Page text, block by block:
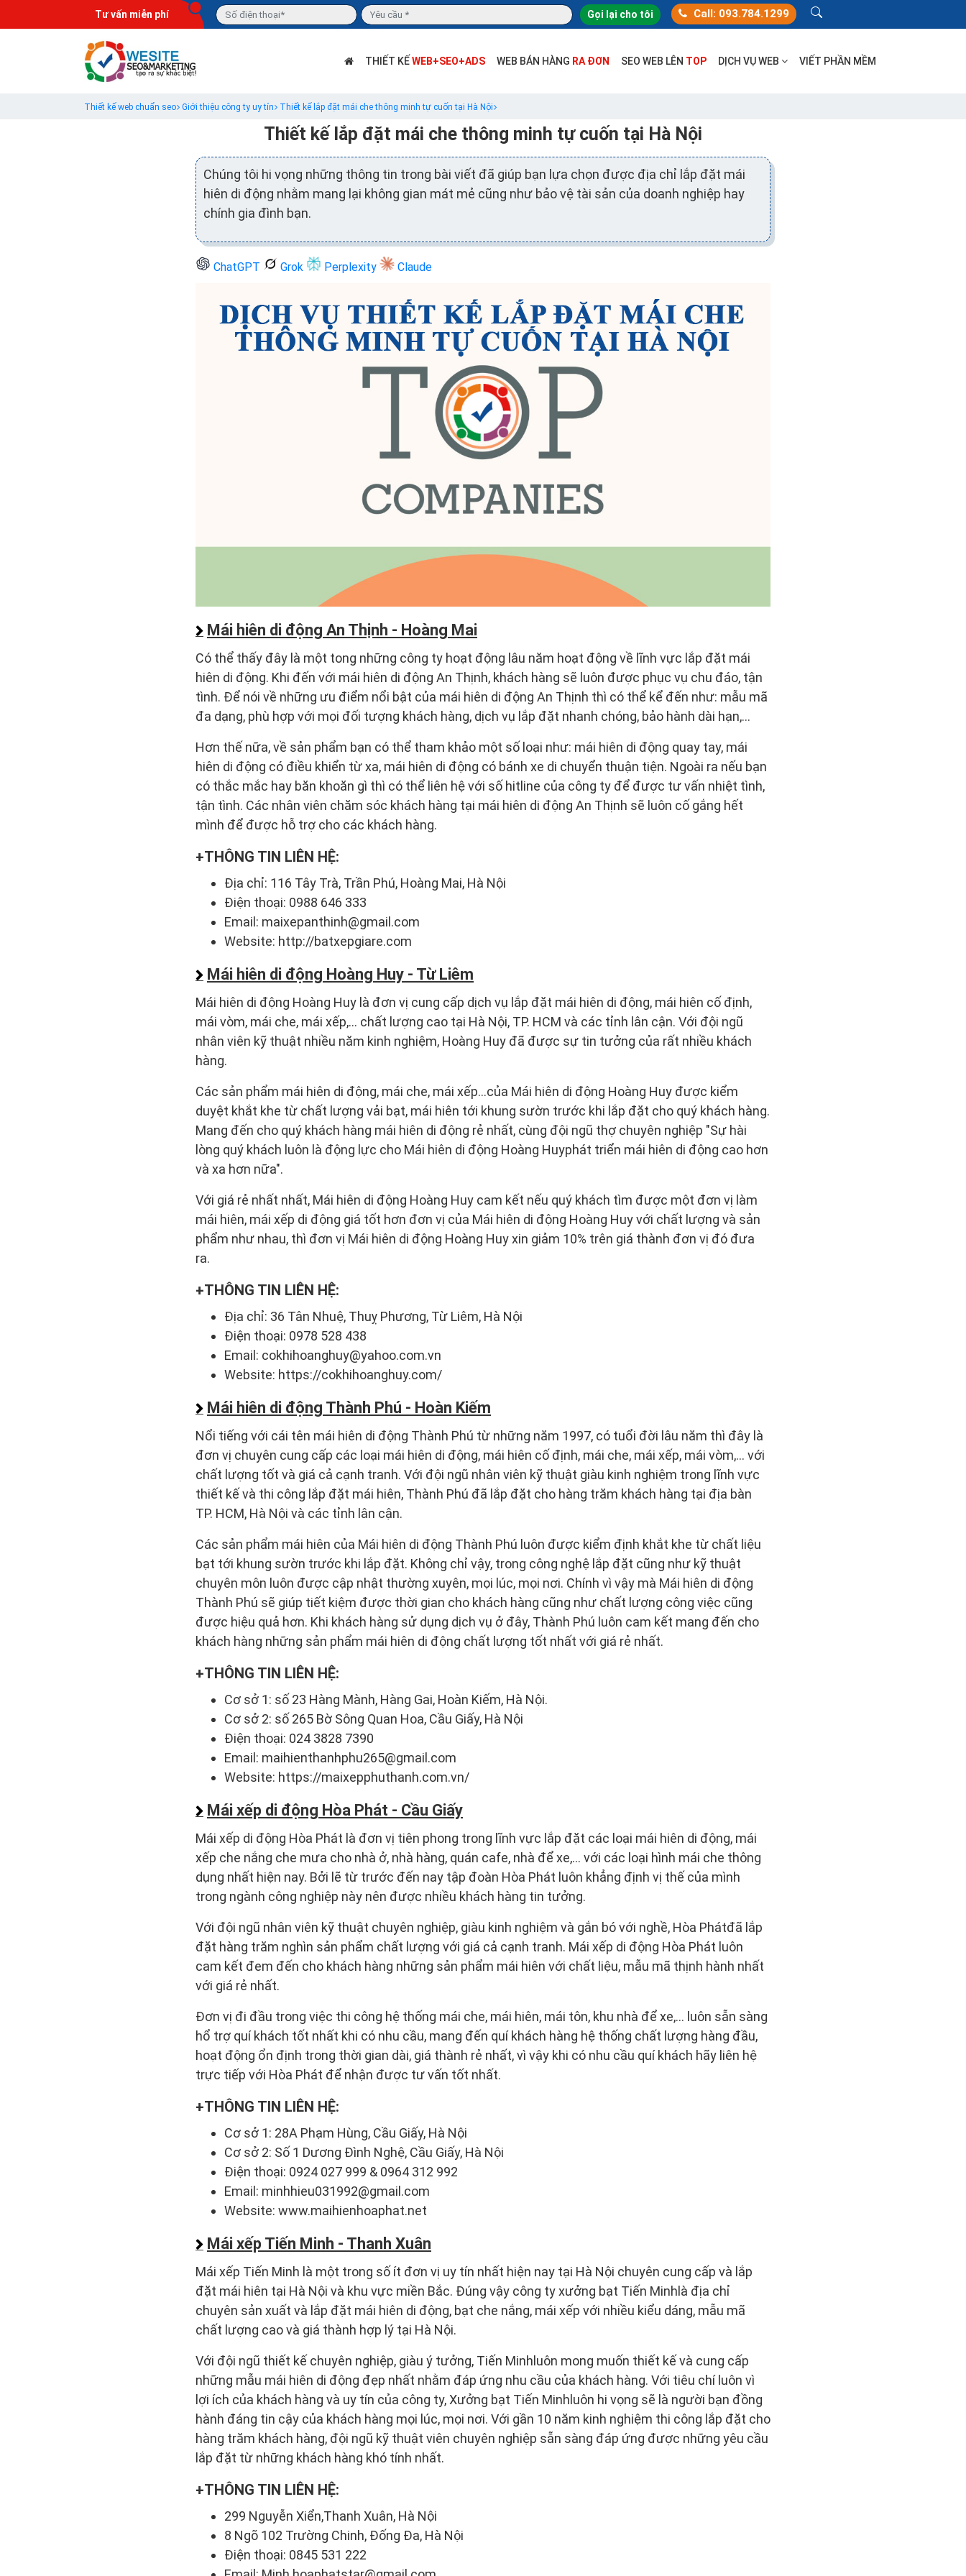
Tư vấn miễn phí Gọi lại cho tôi Call: 093.784.1299
THIẾT KẾWEB+SEO+ADS WEB BÁN HÀNG RA ĐƠN SEO WEB LÊN TOP DỊCH VỤ WEB VIẾT PHẦN MỀM
Thiết kế web chuẩn seo Giới thiệu công ty uy tín Thiết kế lắp đặt mái che thông minh tự cuốn tại Hà Nội
Thiết kế lắp đặt mái che thông minh tự cuốn tại Hà Nội
Chúng tôi hi vọng những thông tin trong bài viết đã giúp bạn lựa chọn được địa chỉ lắp đặt mái
hiên di động nhằm mang lại không gian mát mẻ cũng như bảo vệ tài sản của doanh nghiệp hay
chính gia đình bạn.
ChatGPT Grok Perplexity Claude
Mái hiên di động An Thịnh - Hoàng Mai
Có thể thấy đây là một tong những công ty hoạt động lâu năm hoạt động về lĩnh vực lắp đặt mái
hiên di động. Khi đến với mái hiên di động An Thịnh, khách hàng sẽ luôn được phục vụ chu đáo, tận
tình. Để nói về những ưu điểm nổi bật của mái hiên di động An Thịnh thì có thể kể đến như: mẫu mã
đa dạng, phù hợp với mọi đối tượng khách hàng, dịch vụ lắp đặt nhanh chóng, bảo hành dài hạn,...
Hơn thế nữa, về sản phẩm bạn có thể tham khảo một số loại như: mái hiên di động quay tay, mái
hiên di động có điều khiển từ xa, mái hiên di động có bánh xe di chuyển thuận tiện. Ngoài ra nếu bạn
có thắc mắc hay băn khoăn gì thì có thể liên hệ với số hitline của công ty để được tư vấn nhiệt tình,
tận tình. Các nhân viên chăm sóc khách hàng tại mái hiên di động An Thịnh sẽ luôn cố gắng hết
mình để được hỗ trợ cho các khách hàng.
THÔNG TIN LIÊN HỆ:
Địa chỉ: 116 Tây Trà, Trần Phú, Hoàng Mai, Hà Nội
Điện thoại: 0988 646 333
Email: maixepanthinh@gmail.com
Website: http://batxepgiare.com
Mái hiên di động Hoàng Huy - Từ Liêm
Mái hiên di động Hoàng Huy là đơn vị cung cấp dịch vụ lắp đặt mái hiên di động, mái hiên cố định,
mái vòm, mái che, mái xếp,... chất lượng cao tại Hà Nội, TP. HCM và các tỉnh lân cận. Với đội ngũ
nhân viên kỹ thuật nhiều năm kinh nghiệm, Hoàng Huy đã được sự tin tưởng của rất nhiều khách
hàng.
Các sản phẩm mái hiên di động, mái che, mái xếp...của Mái hiên di động Hoàng Huy được kiểm
duyệt khắt khe từ chất lượng vải bạt, mái hiên tới khung sườn trước khi lắp đặt cho quý khách hàng.
Mang đến cho quý khách hàng mái hiên di động rẻ nhất, cùng đội ngũ thợ chuyên nghiệp "Sự hài
lòng quý khách luôn là động lực cho Mái hiên di động Hoàng Huyphát triển mái hiên di động cao hơn
và xa hơn nữa".
Với giá rẻ nhất nhất, Mái hiên di động Hoàng Huy cam kết nếu quý khách tìm được một đơn vị làm
mái hiên, mái xếp di động giá tốt hơn đơn vị của Mái hiên di động Hoàng Huy với chất lượng và sản
phẩm như nhau, thì đơn vị Mái hiên di động Hoàng Huy xin giảm 10% trên giá thành đơn vị đó đưa
ra.
THÔNG TIN LIÊN HỆ:
Địa chỉ: 36 Tân Nhuệ, Thuỵ Phương, Từ Liêm, Hà Nội
Điện thoại: 0978 528 438
Email: cokhihoanghuy@yahoo.com.vn
Website: https://cokhihoanghuy.com/
Mái hiên di động Thành Phú - Hoàn Kiếm
Nổi tiếng với cái tên mái hiên di động Thành Phú từ những năm 1997, có tuổi đời lâu năm thì đây là
đơn vị chuyên cung cấp các loại mái hiên di động, mái hiên cố định, mái che, mái xếp, mái vòm,... với
chất lượng tốt và giá cả cạnh tranh. Với đội ngũ nhân viên kỹ thuật giàu kinh nghiệm trong lĩnh vực
thiết kế và thi công lắp đặt mái hiên, Thành Phú đã lắp đặt cho hàng trăm khách hàng tại địa bàn
TP. HCM, Hà Nội và các tỉnh lân cận.
Các sản phẩm mái hiên của Mái hiên di động Thành Phú luôn được kiểm định khắt khe từ chất liệu
bạt tới khung sườn trước khi lắp đặt. Không chỉ vậy, trong công nghệ lắp đặt cũng như kỹ thuật
chuyên môn luôn được cập nhật thường xuyên, mọi lúc, mọi nơi. Chính vì vậy mà Mái hiên di động
Thành Phú sẽ giúp tiết kiệm được thời gian cho khách hàng cũng như chất lượng công việc cũng
được hiệu quả hơn. Khi khách hàng sử dụng dịch vụ ở đây, Thành Phú luôn cam kết mang đến cho
khách hàng những sản phẩm mái hiên di động chất lượng tốt nhất với giá rẻ nhất.
THÔNG TIN LIÊN HỆ:
Cơ sở 1: số 23 Hàng Mành, Hàng Gai, Hoàn Kiếm, Hà Nội.
Cơ sở 2: số 265 Bờ Sông Quan Hoa, Cầu Giấy, Hà Nội
Điện thoại: 024 3828 7390
Email: maihienthanhphu265@gmail.com
Website: https://maixepphuthanh.com.vn/
Mái xếp di động Hòa Phát - Cầu Giấy
Mái xếp di động Hòa Phát là đơn vị tiên phong trong lĩnh vực lắp đặt các loại mái hiên di động, mái
xếp che nắng che mưa cho nhà ở, nhà hàng, quán cafe, nhà để xe,... với các loại hình mái che thông
dụng nhất hiện nay. Bởi lẽ từ trước đến nay tập đoàn Hòa Phát luôn khẳng định vị thế của mình
trong ngành công nghiệp này nên được nhiều khách hàng tin tưởng.
Với đội ngũ nhân viên kỹ thuật chuyên nghiệp, giàu kinh nghiệm và gắn bó với nghề, Hòa Phátđã lắp
đặt hàng trăm nghìn sản phẩm chất lượng với giá cả cạnh tranh. Mái xếp di động Hòa Phát luôn
cam kết đem đến cho khách hàng những sản phẩm mái hiên với chất liệu, mẫu mã thịnh hành nhất
với giá rẻ nhất.
Đơn vị đi đầu trong việc thi công hệ thống mái che, mái hiên, mái tôn, khu nhà để xe,... luôn sẵn sàng
hổ trợ quí khách tốt nhất khi có nhu cầu, mang đến quí khách hàng hệ thống chất lượng hàng đầu,
hoạt động ổn định trong thời gian dài, giá thành rẻ nhất, vì vậy khi có nhu cầu quí khách hãy liên hệ
trực tiếp với Hòa Phát để nhận được tư vấn tốt nhất.
THÔNG TIN LIÊN HỆ:
Cơ sở 1: 28A Phạm Hùng, Cầu Giấy, Hà Nội
Cơ sở 2: Số 1 Dương Đình Nghệ, Cầu Giấy, Hà Nội
Điện thoại: 0924 027 999 & 0964 312 992
Email: minhhieu031992@gmail.com
Website: www.maihienhoaphat.net
Mái xếp Tiến Minh - Thanh Xuân
Mái xếp Tiến Minh là một trong số ít đơn vị uy tín nhất hiện nay tại Hà Nội chuyên cung cấp và lắp
đặt mái hiên tại Hà Nội và khu vực miền Bắc. Đúng vậy công ty xưởng bạt Tiến Minhlà địa chỉ
chuyên sản xuất và lắp đặt mái hiên di động, bạt che nắng, mái xếp với nhiều kiểu dáng, mẫu mã
chất lượng cao và giá thành hợp lý tại Hà Nội.
Với đội ngũ thiết kế chuyên nghiệp, giàu ý tưởng, Tiến Minhluôn mong muốn thiết kế và cung cấp
những mẫu mái hiên di động đẹp nhất nhằm đáp ứng nhu cầu của khách hàng. Với tiêu chí luôn vì
lợi ích của khách hàng và uy tín của công ty, Xưởng bạt Tiến Minhluôn hi vọng sẽ là người bạn đồng
hành đáng tin cậy của khách hàng mọi lúc, mọi nơi. Với gần 10 năm kinh nghiệm thi công lắp đặt cho
hàng trăm khách hàng, đội ngũ kỹ thuật viên chuyên nghiệp sẵn sàng đáp ứng được những yêu cầu
lắp đặt từ những khách hàng khó tính nhất.
THÔNG TIN LIÊN HỆ:
299 Nguyễn Xiển,Thanh Xuân, Hà Nội
8 Ngõ 102 Trường Chinh, Đống Đa, Hà Nội
Điện thoại: 0845 531 222